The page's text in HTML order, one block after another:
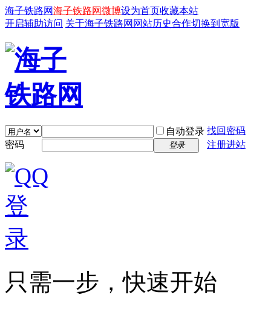
海子铁路网海子铁路网微博设为首页收藏本站
开启辅助访问 关于海子铁路网 网站历史合作切换到宽版
自动登录 找回密码
密码
登录 注册进站
只需一步，快速开始